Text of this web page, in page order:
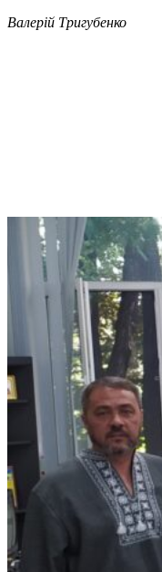
Валерій Тригубенко